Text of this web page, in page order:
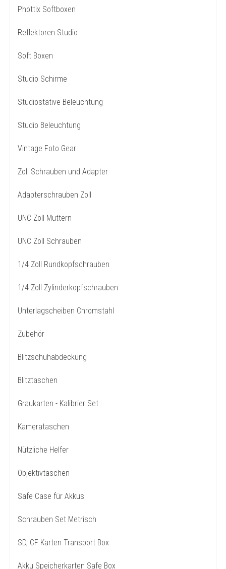
Phottix Softboxen
Reflektoren Studio
Soft Boxen
Studio Schirme
Studiostative Beleuchtung
Studio Beleuchtung
Vintage Foto Gear
Zoll Schrauben und Adapter
Adapterschrauben Zoll
UNC Zoll Muttern
UNC Zoll Schrauben
1/4 Zoll Rundkopfschrauben
1/4 Zoll Zylinderkopfschrauben
Unterlagscheiben Chromstahl
Zubehör
Blitzschuhabdeckung
Blitztaschen
Graukarten - Kalibrier Set
Kamerataschen
Nützliche Helfer
Objektivtaschen
Safe Case für Akkus
Schrauben Set Metrisch
SD, CF Karten Transport Box
Akku Speicherkarten Safe Box